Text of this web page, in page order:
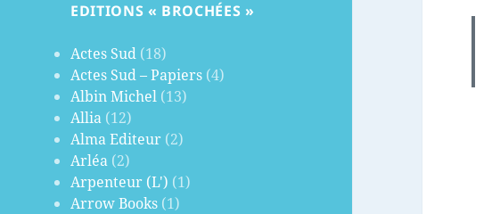
EDITIONS « BROCHÉES »
Actes Sud (18)
Actes Sud – Papiers (4)
Albin Michel (13)
Allia (12)
Alma Editeur (2)
Arléa (2)
Arpenteur (L') (1)
Arrow Books (1)